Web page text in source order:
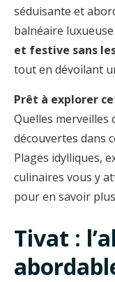
séduisante et
balnéaire
et festive sans
tout en dévoilant
Prêt à explorer
Quelles merveilles
découvertes dans
Plages idylliques,
culinaires vous y
pour en savoir
Tivat :